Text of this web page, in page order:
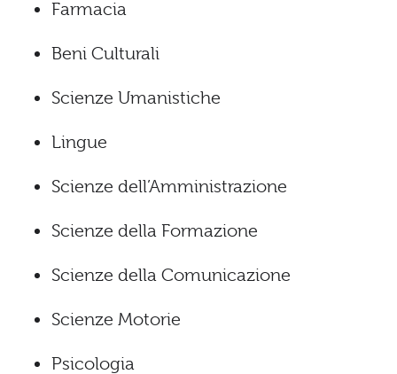
Farmacia
Beni Culturali
Scienze Umanistiche
Lingue
Scienze dell’Amministrazione
Scienze della Formazione
Scienze della Comunicazione
Scienze Motorie
Psicologia